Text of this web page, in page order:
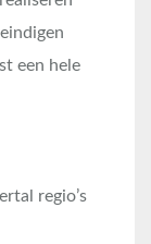
een hele
regio’s